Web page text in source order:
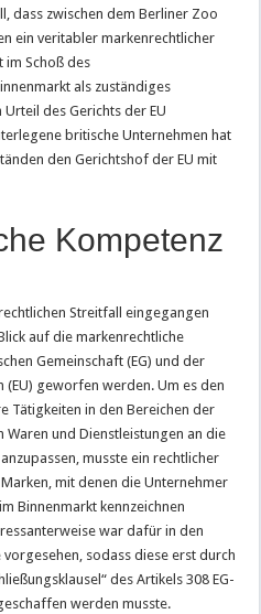
dass zwischen dem Berliner Zoo
ein veritabler markenrechtlicher
im Schoß des
als zuständiges
des Gerichts der EU
britische Unternehmen hat
den Gerichtshof der EU mit
Kompetenz
Streitfall eingegangen
auf die markenrechtliche
Gemeinschaft (EG) und der
(EU) geworfen werden. Um es den
Tätigkeiten in den Bereichen der
und Dienstleistungen an die
musste ein rechtlicher
mit denen die Unternehmer
Binnenmarkt kennzeichnen
war dafür in den
sodass diese erst durch
des Artikels 308 EG-
werden musste.